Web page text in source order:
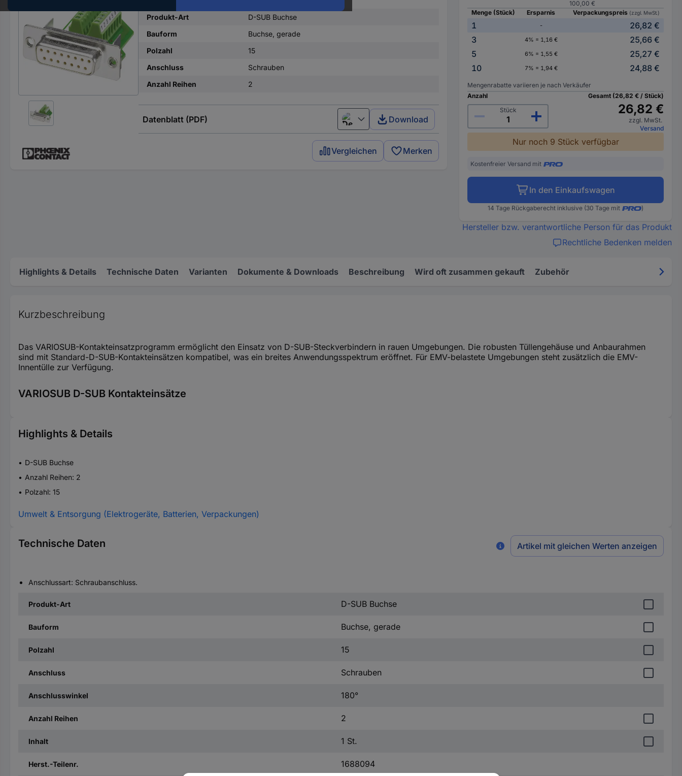
Nr.
ein
Produkt-Art
D-SUB Buchse
Bauform
Buchse, gerade
Polzahl
15
Anschluss
Schrauben
Anzahl Reihen
2
Datenblatt (PDF) Deutsch (Deutschland)
Download
Vergleichen Merken
100,00 €
Menge (Stück)
Ersparnis Verpackungspreis (zzgl. MwSt.)
1 -
26,82 €
3
4% = 1,16 €
25,66 €
5
6% = 1,55 €
25,27 €
10
7% = 1,94 € 24,88 €
Mengenrabatte variieren je nach Verkäufer
Anzahl
Stück
Gesamt (26,82 € / Stück)
26,82 €
zzgl. MwSt.
Versand
Nur noch 9 Stück verfügbar
Kostenfreier Versand mit
In den Einkaufswagen
14 Tage Rückgaberecht inklusive (30 Tage mit )
Hersteller bzw. verantwortliche Person für das Produkt
Rechtliche Bedenken melden
Highlights & Details Technische Daten Varianten Dokumente & Downloads Beschreibung Wird oft zusammen gekauft Zubehör
Kurzbeschreibung
Das VARIOSUB-Kontakteinsatzprogramm ermöglicht den Einsatz von D-SUB-Steckverbindern in rauen Umgebungen. Die robusten Tüllengehäuse und Anbaurahmen
sind mit Standard-D-SUB-Kontakteinsätzen kompatibel, was ein breites Anwendungsspektrum eröffnet. Für EMV-belastete Umgebungen steht zusätzlich die EMV-
Innentülle zur Verfügung.
VARIOSUB D-SUB Kontakteinsätze
Highlights & Details
D-SUB Buchse
Anzahl Reihen: 2
Polzahl: 15
Umwelt & Entsorgung (Elektrogeräte, Batterien, Verpackungen)
Technische Daten Artikel mit gleichen Werten anzeigen
Anschlussart: Schraubanschluss.
Produkt-Art D-SUB Buchse
Bauform Buchse, gerade
Polzahl 15
Anschluss Schrauben
Anschlusswinkel 180°
Anzahl Reihen 2
Inhalt 1 St.
Herst.-Teilenr. 1688094